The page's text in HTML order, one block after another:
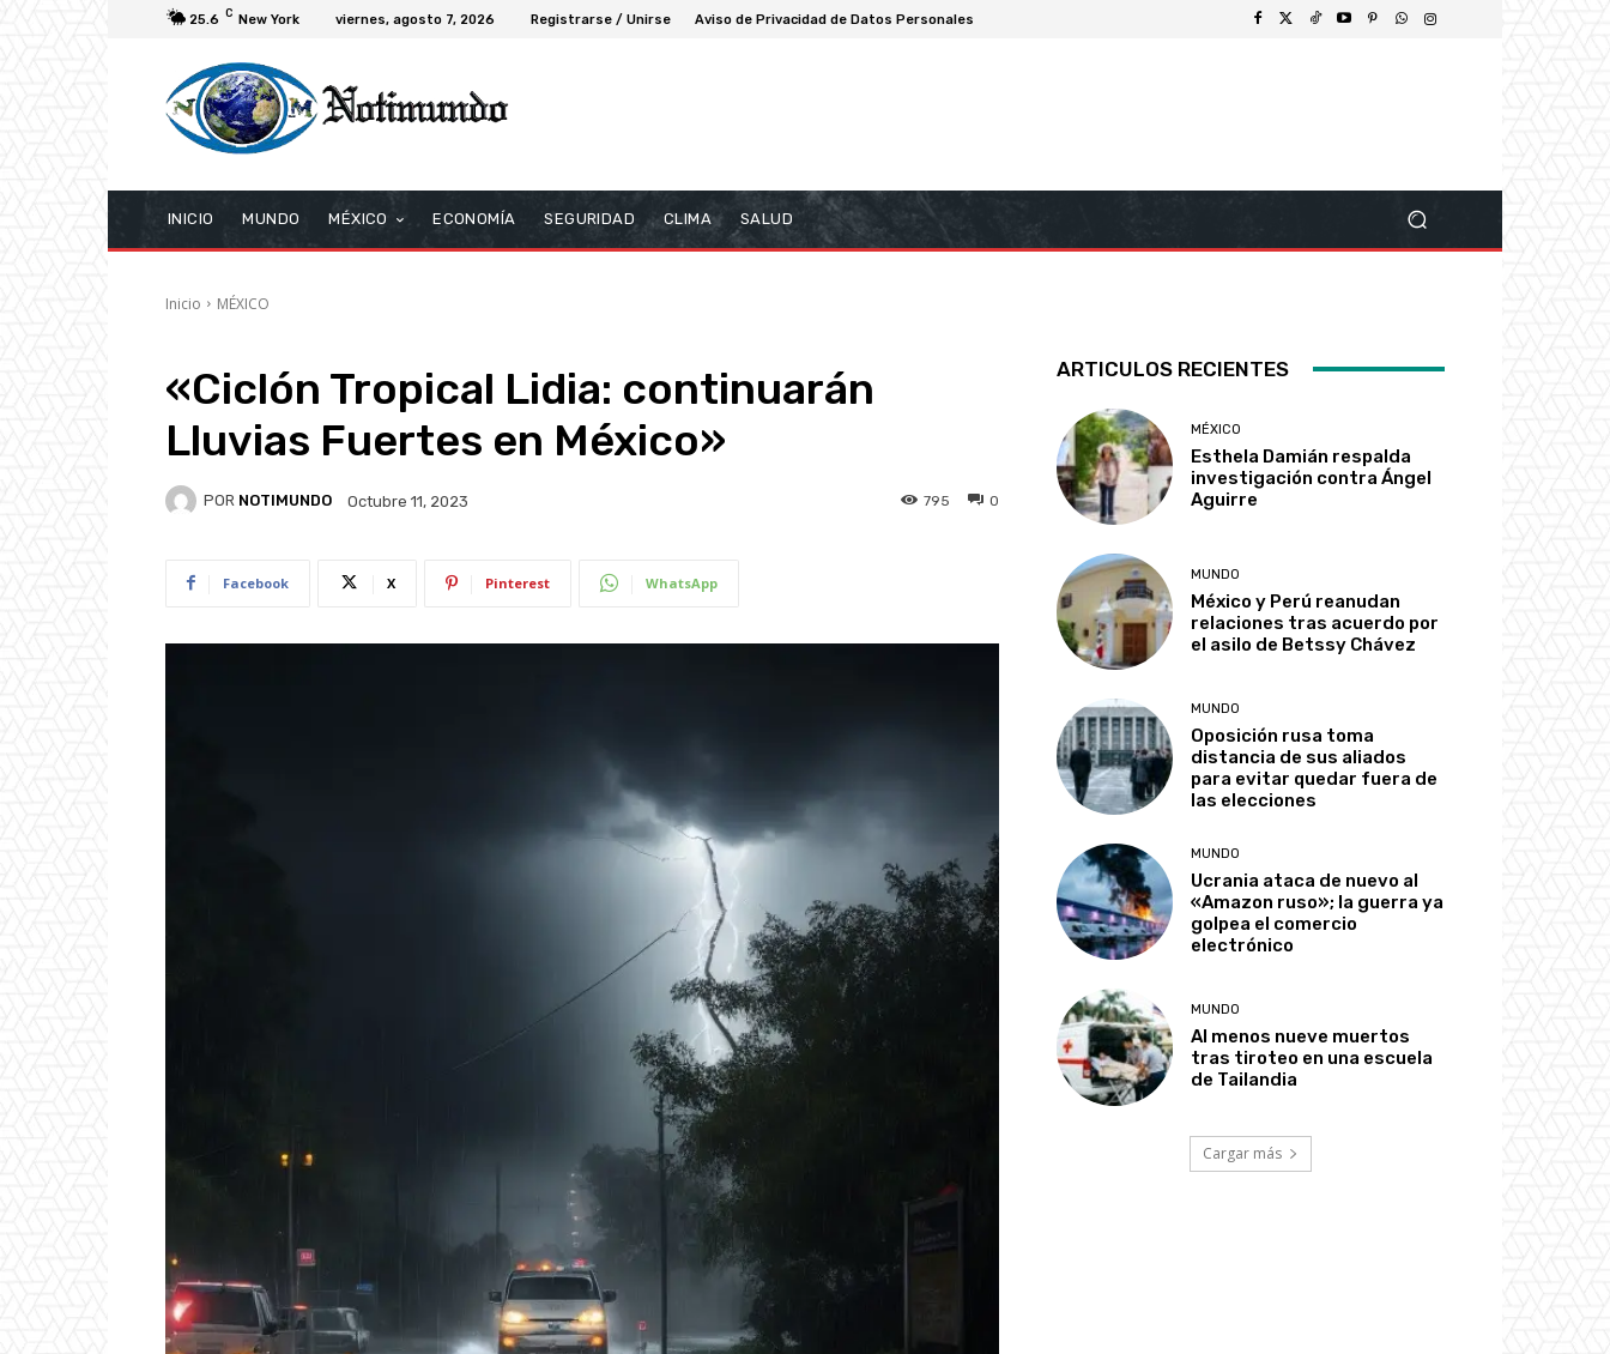
25.6 C New York viernes, agosto 7, 2026 Registrarse / Unirse Aviso de Privacidad de Datos Personales
INICIO MUNDO MÉXICO ECONOMÍA SEGURIDAD CLIMA SALUD
Inicio MÉXICO
«Ciclón Tropical Lidia: continuarán
Lluvias Fuertes en México»
POR NOTIMUNDO Octubre 11, 2023 0
795
Facebook X Pinterest WhatsApp
ARTICULOS RECIENTES
MÉXICO
Esthela Damián respalda
investigación contra Ángel
Aguirre
MUNDO
México y Perú reanudan
relaciones tras acuerdo por
el asilo de Betssy Chávez
MUNDO
Oposición rusa toma
distancia de sus aliados
para evitar quedar fuera de
las elecciones
MUNDO
Ucrania ataca de nuevo al
«Amazon ruso»; la guerra ya
golpea el comercio
electrónico
MUNDO
Al menos nueve muertos
tras tiroteo en una escuela
de Tailandia
Cargar más